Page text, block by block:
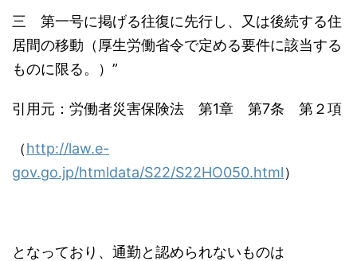
三 第一号に掲げる往復に先行し、又は後続する住
居間の移動（厚生労働省令で定める要件に該当する
ものに限る。）”
引用元：労働者災害保険法 第1章 第7条 第２項
（http://law.e-
gov.go.jp/htmldata/S22/S22HO050.html）
となっており、通勤と認められないものは